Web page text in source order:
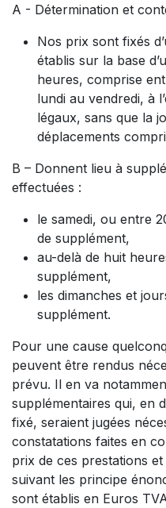
A - Détermination et
Nos prix sont fixés
établis sur la base
heures, comprise
lundi au vendredi, à
légaux, sans que la
déplacements
B – Donnent lieu à
effectuées :
le samedi, ou entre
de supplément,
au-delà de huit
supplément,
les dimanches et
supplément.
Pour une cause
peuvent être rendus
prévu. Il en va
supplémentaires qui, en
fixé, seraient jugées
constatations faites en
prix de ces prestations
suivant les principe
sont établis en Euros